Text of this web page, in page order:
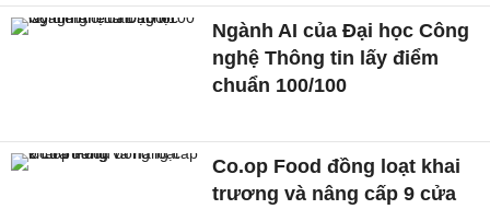
Ngành AI của Đại học Công
nghệ Thông tin lấy điểm
chuẩn 100/100
Co.op Food đồng loạt khai
trương và nâng cấp 9 cửa